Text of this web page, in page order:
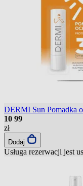
DERMI Sun Pomadka
10 99
zł
Dodaj
Usługa rezerwacji jest